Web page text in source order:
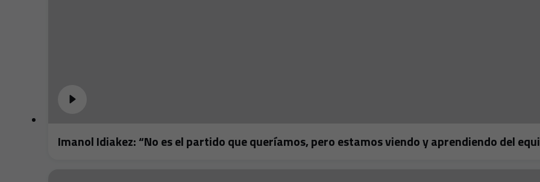
Imanol Idiakez: “No es el partido que queríamos, pero estamos viendo y aprendiendo del